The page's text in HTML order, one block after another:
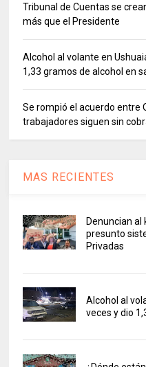
Tribunal de Cuentas se
más que el Presidente
Alcohol al volante en
1,33 gramos de alcohol en
Se rompió el acuerdo entre
trabajadores siguen sin
MAS RECIENTES
Denuncian
presunto
Privadas
Alcohol al
veces y dio